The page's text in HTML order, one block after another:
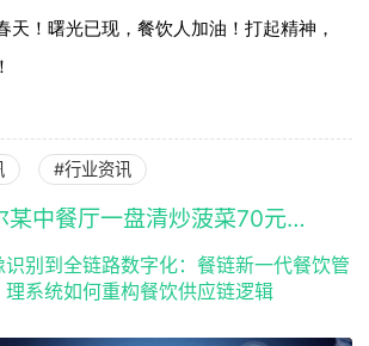
天！曙光已现，餐饮人加油！打起精神，
#行业资讯
卡塔尔某中餐厅一盘清炒菠菜70元依然不赚钱！国内餐厅如何稳定利润？
识别到全链路数字化：餐链新一代餐饮管
理系统如何重构餐饮供应链逻辑